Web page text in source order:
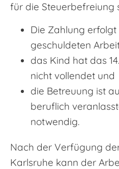
für die Steuerbefreiung
Die Zahlung erfolgt
geschuldeten
das Kind hat das
nicht vollendet und
die Betreuung ist
beruflich
notwendig.
Nach der Verfügung
Karlsruhe kann der